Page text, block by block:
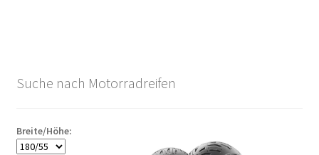
Suche nach Motorradreifen
Breite/Höhe: